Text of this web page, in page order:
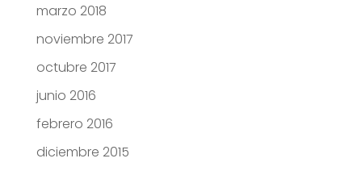
marzo 2018
noviembre 2017
octubre 2017
junio 2016
febrero 2016
diciembre 2015